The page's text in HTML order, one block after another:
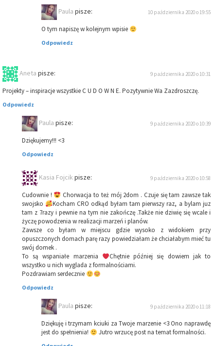
Paula pisze: 10 października 2020 o 19:55
O tym napiszę w kolejnym wpisie
Odpowiedz
Aneta pisze: 9 października 2020 o 10:31
Projekty – inspiracje wszystkie C U D O W N E. Pozytywnie Wa Zazdroszczę.
Odpowiedz
Paula pisze: 9 października 2020 o 10:39
Dziękujemy!!! <3
Odpowiedz
Kasia Fojcik pisze: 9 października 2020 o 10:58
Cudownie !
Chorwacja to też mój 2dom . Czuje się tam zawsze tak
swojsko
Kocham CRO odkąd byłam tam pierwszy raz, a bylam juz
tam z 7razy i pewnie na tym nie zakończę .Także nie dziwię się wcale i
życzę powodzenia w realizacji marzeń i planów.
Zawsze co byłam w miejscu gdzie wysoko z widokiem przy
opuszczonych domach parę razy powiedziałam że chciałabym mieć tu
swój domek .
To są wspaniałe marzenia
Chętnie później się dowiem jak to
wszystko u nich wyglada z formalnościami.
Pozdrawiam serdecznie
Odpowiedz
Paula pisze: 9 października 2020 o 11:18
Dziękuję i trzymam kciuki za Twoje marzenie <3 Ono naprawdę
jest do spełnienia!
Jutro wrzucę post na temat formalności.